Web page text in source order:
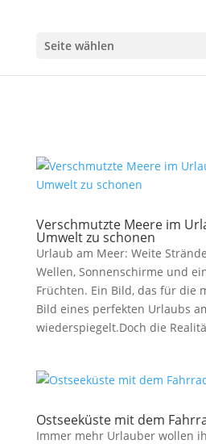
Seite wählen
Verschmutzte Meere im
Umwelt zu schonen
Urlaub am Meer: Weite
Wellen, Sonnenschirme und
Früchten. Ein Bild, das für die
Bild eines perfekten Urlaubs
wiederspiegelt.Doch die
Ostseeküste mit dem
Immer mehr Urlauber wollen